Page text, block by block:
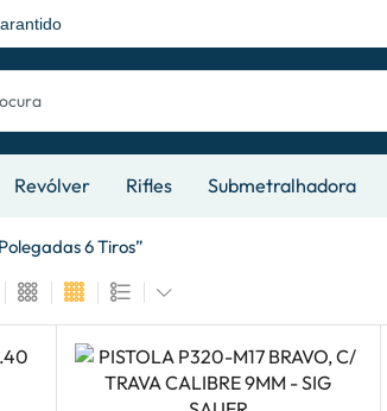
Revólver Rifles Submetralhadora
6 Tiros”